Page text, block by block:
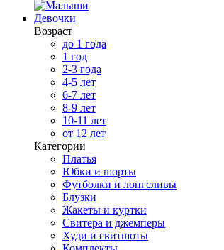
Девочки
Возраст
до 1 года
1 год
2-3 года
4-5 лет
6-7 лет
8-9 лет
10-11 лет
от 12 лет
Категории
Платья
Юбки и шорты
Футболки и лонгсливы
Блузки
Жакеты и куртки
Свитера и джемперы
Худи и свитшоты